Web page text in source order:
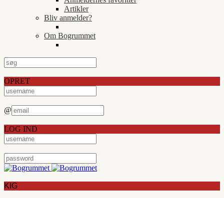
Artikler
Bliv anmelder?
Om Bogrummet
OPRET
@
LOG IND
KIG